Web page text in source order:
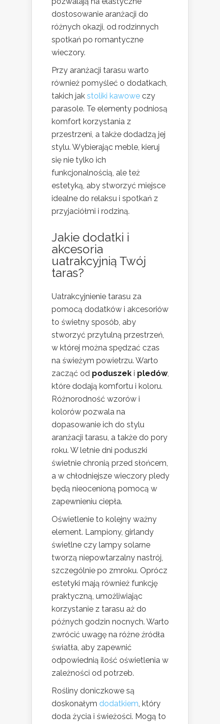
dostosowanie aranżacji do
różnych okazji, od rodzinnych
spotkań po romantyczne
wieczory.
Przy aranżacji tarasu warto
również pomyśleć o dodatkach,
takich jak stoliki kawowe czy
parasole. Te elementy podniosą
komfort korzystania z
przestrzeni, a także dodadzą jej
stylu. Wybierając meble, kieruj
się nie tylko ich
funkcjonalnością, ale też
estetyką, aby stworzyć miejsce
idealne do relaksu i spotkań z
przyjaciółmi i rodziną.
Jakie dodatki i
akcesoria
uatrakcyjnią Twój
taras?
Uatrakcyjnienie tarasu za
pomocą dodatków i akcesoriów
to świetny sposób, aby
stworzyć przytulną przestrzeń,
w której można spędzać czas
na świeżym powietrzu. Warto
zacząć od poduszek i pledów,
które dodają komfortu i koloru.
Różnorodność wzorów i
kolorów pozwala na
dopasowanie ich do stylu
aranżacji tarasu, a także do pory
roku. W letnie dni poduszki
świetnie chronią przed słońcem,
a w chłodniejsze wieczory pledy
będą nieocenioną pomocą w
zapewnieniu ciepła.
Oświetlenie to kolejny ważny
element. Lampiony, girlandy
świetlne czy lampy solarne
tworzą niepowtarzalny nastrój,
szczególnie po zmroku. Oprócz
estetyki mają również funkcję
praktyczną, umożliwiając
korzystanie z tarasu aż do
późnych godzin nocnych. Warto
zwrócić uwagę na różne źródła
światła, aby zapewnić
odpowiednią ilość oświetlenia w
zależności od potrzeb.
Rośliny doniczkowe są
doskonałym dodatkiem, który
doda życia i świeżości. Mogą to